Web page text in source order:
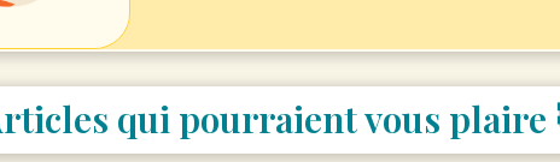
qui pourraient vous